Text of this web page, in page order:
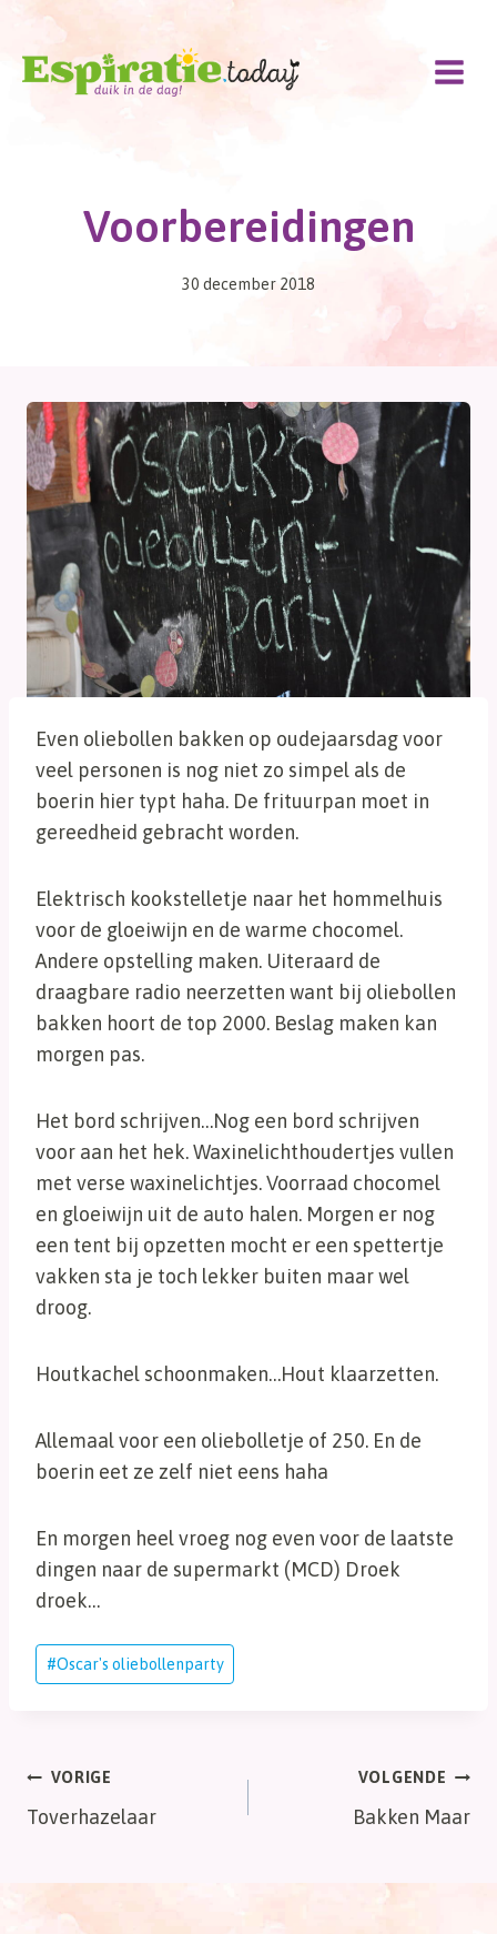
Doorgaan
inhoud
Voorbereidingen
30 december 2018
Even oliebollen bakken op oudejaarsdag voor
veel personen is nog niet zo simpel als de
boerin hier typt haha. De frituurpan moet in
gereedheid gebracht worden.
Elektrisch kookstelletje naar het hommelhuis
voor de gloeiwijn en de warme chocomel.
Andere opstelling maken. Uiteraard de
draagbare radio neerzetten want bij oliebollen
bakken hoort de top 2000. Beslag maken kan
morgen pas.
Het bord schrijven…Nog een bord schrijven
voor aan het hek. Waxinelichthoudertjes vullen
met verse waxinelichtjes. Voorraad chocomel
en gloeiwijn uit de auto halen. Morgen er nog
een tent bij opzetten mocht er een spettertje
vakken sta je toch lekker buiten maar wel
droog.
Houtkachel schoonmaken…Hout klaarzetten.
Allemaal voor een oliebolletje of 250. En de
boerin eet ze zelf niet eens haha
En morgen heel vroeg nog even voor de laatste
dingen naar de supermarkt (MCD) Droek
droek…
Bericht
tags:
#Oscar's oliebollenparty
Bericht
navigatie
VORIGE
Toverhazelaar
VOLGENDE
Bakken Maar